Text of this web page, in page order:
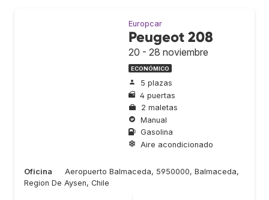
Europcar
Peugeot 208
20 - 28 noviembre
ECONÓMICO
5 plazas
4 puertas
2 maletas
Manual
Gasolina
Aire acondicionado
Oficina
Aeropuerto Balmaceda, 5950000, Balmaceda,
Region De Aysen, Chile